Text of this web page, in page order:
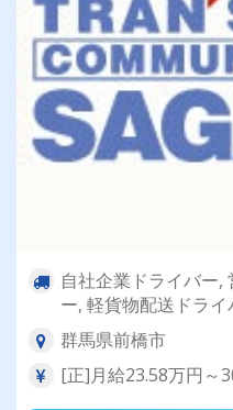
自社企業ドライバー,
ー, 軽貨物配送ドライ
群馬県前橋市
[正]月給23.58万円～